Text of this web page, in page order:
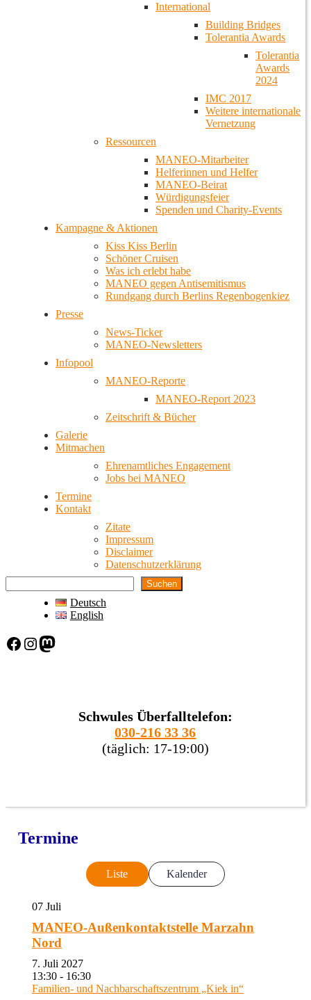
International
Building Bridges
Tolerantia Awards
Tolerantia
Awards
2024
IMC 2017
Weitere internationale
Vernetzung
Ressourcen
MANEO-Mitarbeiter
Helferinnen und Helfer
MANEO-Beirat
Würdigungsfeier
Spenden und Charity-Events
Kampagne & Aktionen
Kiss Kiss Berlin
Schöner Cruisen
Was ich erlebt habe
MANEO gegen Antisemitismus
Rundgang durch Berlins Regenbogenkiez
Presse
News-Ticker
MANEO-Newsletters
Infopool
MANEO-Reporte
MANEO-Report 2023
Zeitschrift & Bücher
Galerie
Mitmachen
Ehrenamtliches Engagement
Jobs bei MANEO
Termine
Kontakt
Zitate
Impressum
Disclaimer
Datenschutzerklärung
Suchen
Deutsch
English
Facebook Instagram Mastodon
Schwules Überfalltelefon:
030-216 33 36
(täglich: 17-19:00)
Termine
Liste Kalender
07 Juli
MANEO-Außenkontaktstelle Marzahn
Nord
7. Juli 2027
13:30 - 16:30
Familien- und Nachbarschaftszentrum „Kiek in“